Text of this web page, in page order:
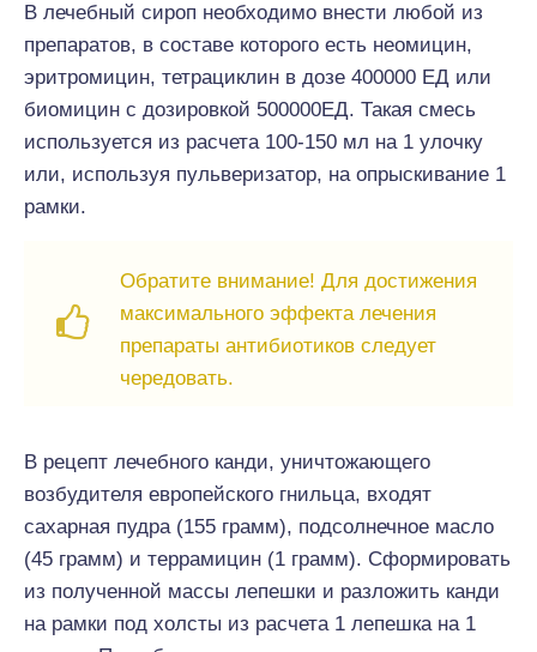
В лечебный сироп необходимо внести любой из
препаратов, в составе которого есть неомицин,
эритромицин, тетрациклин в дозе 400000 ЕД или
биомицин с дозировкой 500000ЕД. Такая смесь
используется из расчета 100-150 мл на 1 улочку
или, используя пульверизатор, на опрыскивание 1
рамки.
Обратите внимание! Для достижения
максимального эффекта лечения
препараты антибиотиков следует
чередовать.
В рецепт лечебного канди, уничтожающего
возбудителя европейского гнильца, входят
сахарная пудра (155 грамм), подсолнечное масло
(45 грамм) и террамицин (1 грамм). Сформировать
из полученной массы лепешки и разложить канди
на рамки под холсты из расчета 1 лепешка на 1